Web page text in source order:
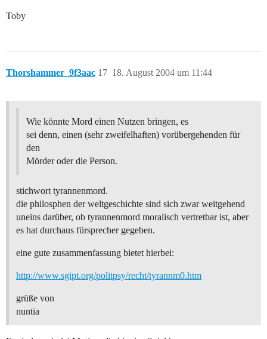
Toby
Thorshammer_9f3aac 18. August 2004 um 11:44
17
Wie könnte Mord einen Nutzen bringen, es
sei denn, einen (sehr zweifelhaften) vorübergehenden für
den
Mörder oder die Person.
stichwort tyrannenmord.
die philosphen der weltgeschichte sind sich zwar weitgehend
uneins darüber, ob tyrannenmord moralisch vertretbar ist, aber
es hat durchaus fürsprecher gegeben.
eine gute zusammenfassung bietet hierbei:
http://www.sgipt.org/politpsy/recht/tyrannm0.htm
grüße von
nuntia